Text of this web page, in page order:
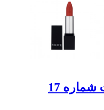
17